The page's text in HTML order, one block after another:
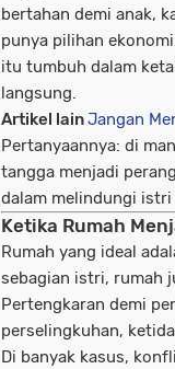
bertahan demi anak,
punya pilihan
itu tumbuh dalam
langsung.
Artikel lainJangan
Pertanyaannya: di
tangga menjadi
dalam melindungi
Ketika Rumah
Rumah yang ideal
sebagian istri, rumah
Pertengkaran demi
perselingkuhan,
Di banyak kasus,